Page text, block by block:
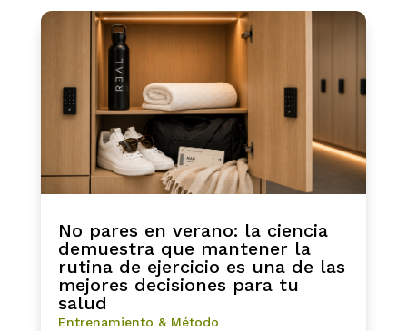
No pares en verano: la ciencia
demuestra que mantener la
rutina de ejercicio es una de las
mejores decisiones para tu
salud
Entrenamiento & Método